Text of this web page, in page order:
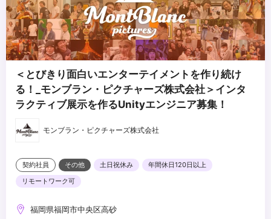
＜とびきり面白いエンターテイメントを作り続け
る！_モンブラン・ピクチャーズ株式会社＞インタ
ラクティブ展示を作るUnityエンジニア募集！
モンブラン・ピクチャーズ株式会社
契約社員 その他 土日祝休み
年間休日120日以上
リモートワーク可
福岡県福岡市中央区高砂